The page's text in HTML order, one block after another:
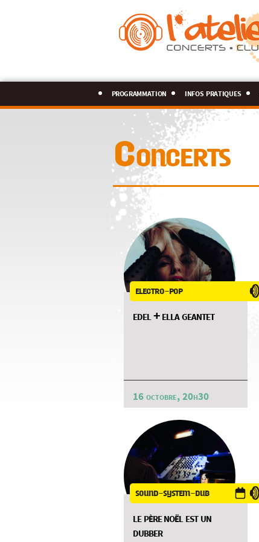
programmation infos pratiques
Concerts
electro-pop
edel + ella geantet
16 octobre, 20h30
sound-system-dub
le père noël est un
dubber